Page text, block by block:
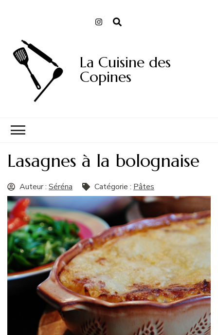
La Cuisine des
Copines
Lasagnes à la bolognaise
Auteur : Séréna Catégorie : Pâtes